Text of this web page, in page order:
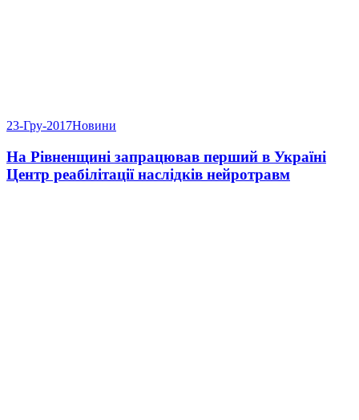
23-Гру-2017Новини
На Рівненщині запрацював перший в Україні
Центр реабілітації наслідків нейротравм